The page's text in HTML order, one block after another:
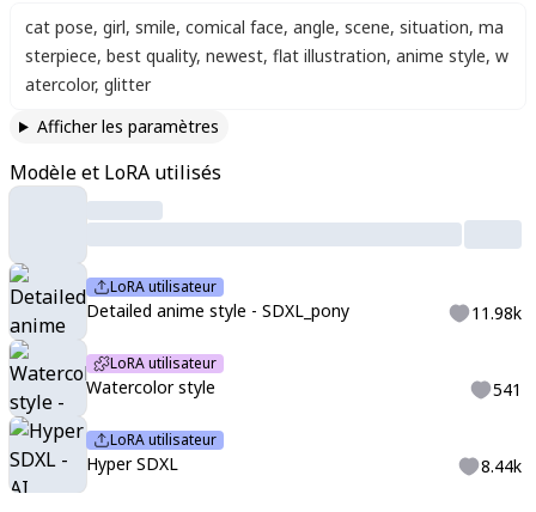
cat pose, girl, smile, comical face, angle, scene, situation, ma
sterpiece, best quality, newest, flat illustration, anime style, w
atercolor, glitter
Afficher les paramètres
Modèle et LoRA utilisés
LoRA utilisateur
Detailed anime style - SDXL_pony 11.98k
LoRA utilisateur
Watercolor style 541
LoRA utilisateur
Hyper SDXL 8.44k